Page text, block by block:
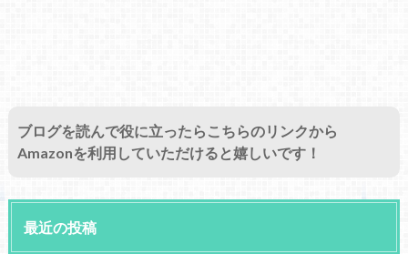
ブログを読んで役に立ったらこちらのリンクから
Amazonを利用していただけると嬉しいです！
最近の投稿